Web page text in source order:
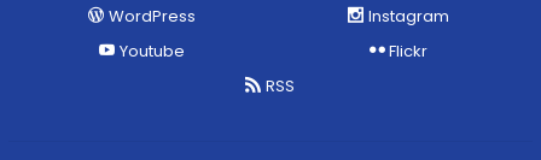
WordPress
Instagram
Youtube
Flickr
RSS